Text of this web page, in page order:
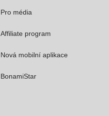
Pro média
Affiliate program
Nová mobilní aplikace
BonamiStar